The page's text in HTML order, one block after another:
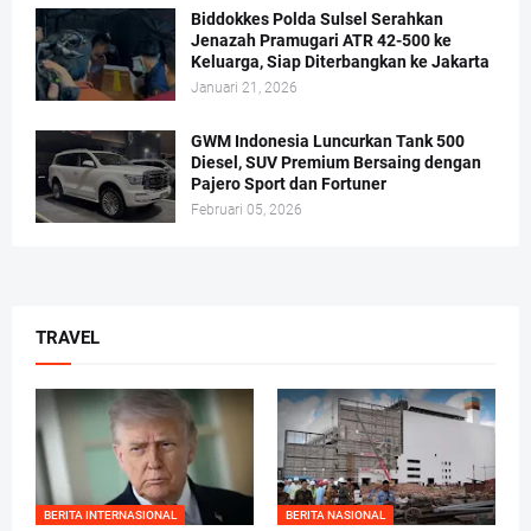
Biddokkes Polda Sulsel Serahkan
Jenazah Pramugari ATR 42-500 ke
Keluarga, Siap Diterbangkan ke Jakarta
Januari 21, 2026
GWM Indonesia Luncurkan Tank 500
Diesel, SUV Premium Bersaing dengan
Pajero Sport dan Fortuner
Februari 05, 2026
TRAVEL
BERITA INTERNASIONAL BERITA NASIONAL